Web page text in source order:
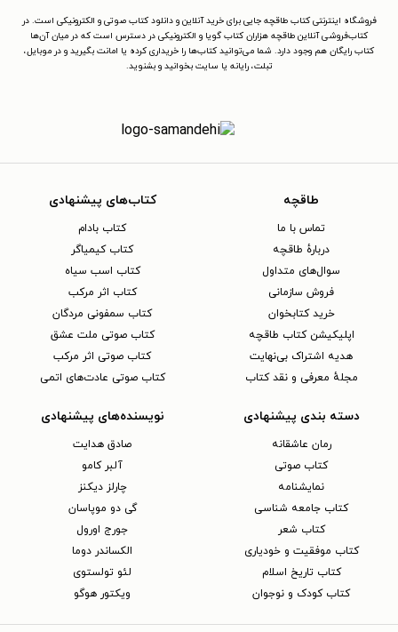
فروشگاه اینترنتی کتاب طاقچه جایی برای خرید آنلاین و دانلود کتاب صوتی و الکترونیکی است. در
کتاب‌فروشی آنلاین طاقچه هزاران کتاب گویا و الکترونیکی در دسترس است که در میان آن‌ها
کتاب رایگان هم وجود دارد. شما می‌توانید کتاب‌ها را خریداری کرده یا امانت بگیرید و در موبایل،
تبلت، رایانه یا سایت بخوانید و بشنوید.
طاقچه
تماس با ما
دربارهٔ طاقچه
سوال‌های متداول
فروش سازمانی
خرید کتابخوان
اپلیکیشن کتاب طاقچه
هدیه اشتراک بی‌نهایت
مجلهٔ معرفی و نقد کتاب
کتاب‌های پیشنهادی
کتاب بادام
کتاب کیمیاگر
کتاب اسب سیاه
کتاب اثر مرکب
کتاب سمفونی مردگان
کتاب صوتی ملت عشق
کتاب صوتی اثر مرکب
کتاب صوتی عادت‌های اتمی
دسته بندی پیشنهادی
رمان عاشقانه
کتاب‌ صوتی
نمایشنامه
کتاب جامعه شناسی
کتاب شعر
کتاب موفقیت و خودیاری
کتاب تاریخ اسلام
کتاب کودک و نوجوان
نویسنده‌های پیشنهادی
صادق هدایت
آلبر کامو
چارلز دیکنز
گی دو موپاسان
جورج اورول
الکساندر دوما
لئو تولستوی
ویکتور هوگو